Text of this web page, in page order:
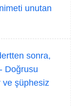
unutan
sonra,
Doğrusu
ve şüphesiz